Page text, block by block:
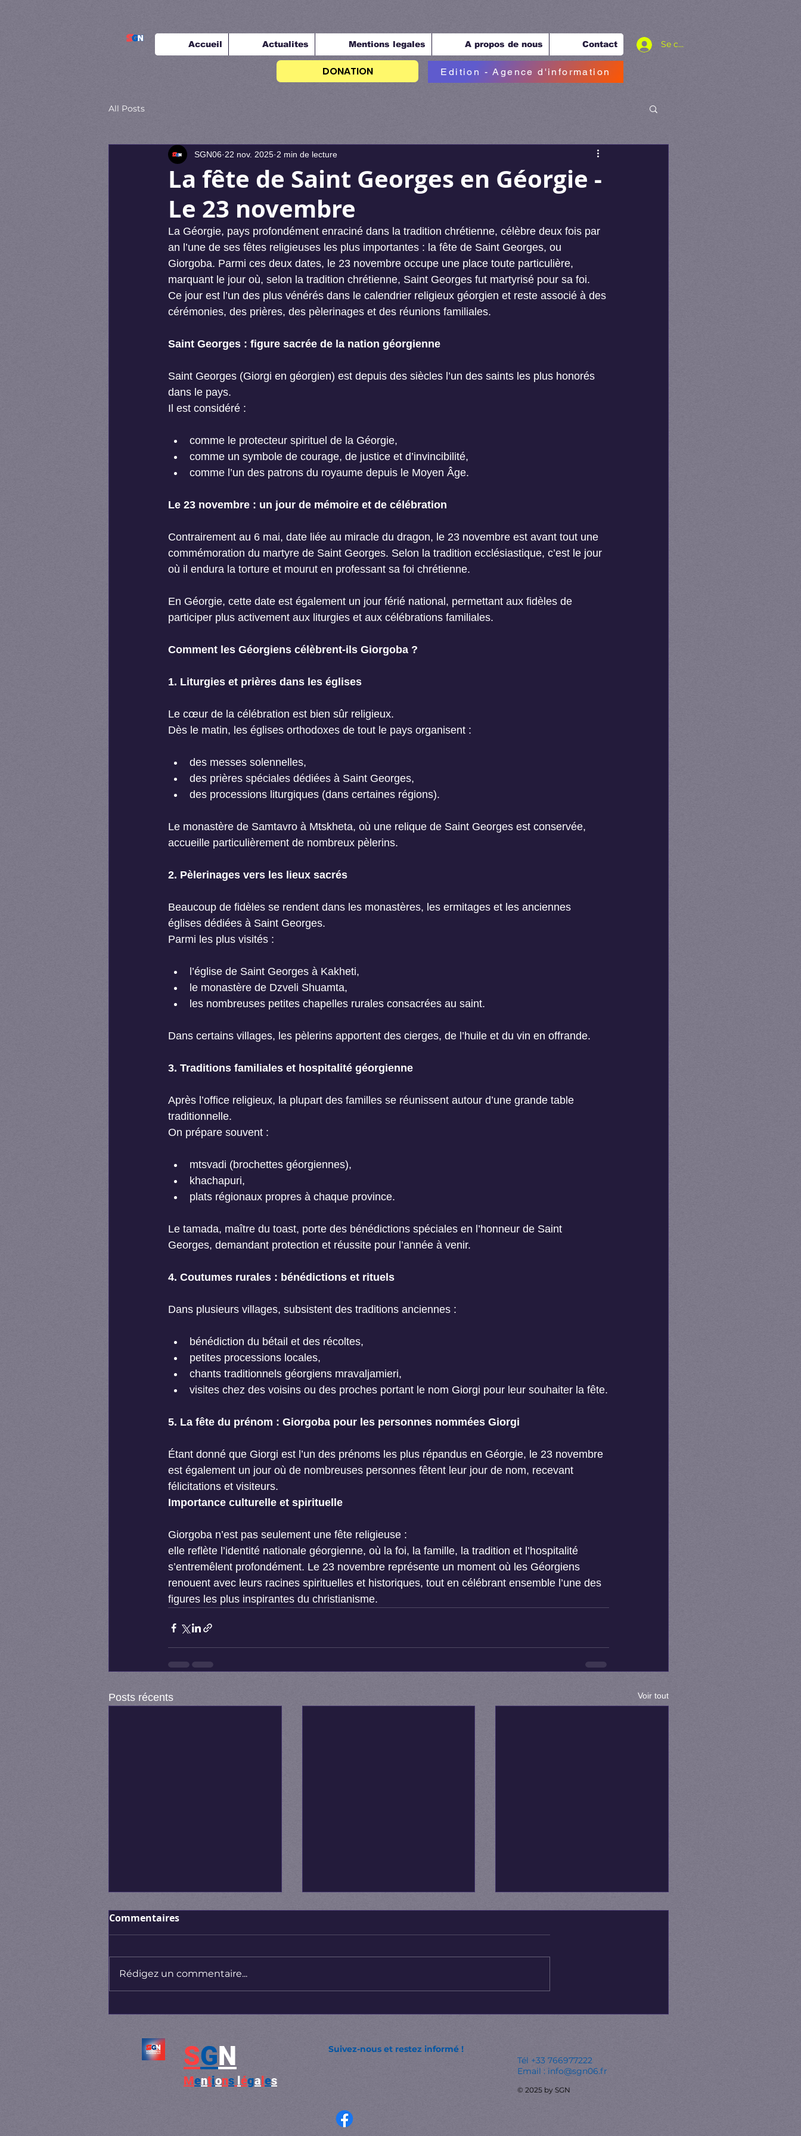
Accueil Actualites Mentions legales A propos de nous Contact Se connecter
DONATION Edition - Agence d'information
All Posts
La fête de Saint Georges en Géorgie -
Le 23 novembre
SGN06 22 nov. 2025 2 min de lecture
La Géorgie, pays profondément enraciné dans la tradition chrétienne, célèbre deux fois par
an l’une de ses fêtes religieuses les plus importantes : la fête de Saint Georges, ou
Giorgoba. Parmi ces deux dates, le 23 novembre occupe une place toute particulière,
marquant le jour où, selon la tradition chrétienne, Saint Georges fut martyrisé pour sa foi.
Ce jour est l’un des plus vénérés dans le calendrier religieux géorgien et reste associé à des
cérémonies, des prières, des pèlerinages et des réunions familiales.
Saint Georges : figure sacrée de la nation géorgienne
Saint Georges (Giorgi en géorgien) est depuis des siècles l’un des saints les plus honorés
dans le pays.
Il est considéré :
comme le protecteur spirituel de la Géorgie,
comme un symbole de courage, de justice et d’invincibilité,
comme l’un des patrons du royaume depuis le Moyen Âge.
Le 23 novembre : un jour de mémoire et de célébration
Contrairement au 6 mai, date liée au miracle du dragon, le 23 novembre est avant tout une
commémoration du martyre de Saint Georges. Selon la tradition ecclésiastique, c’est le jour
où il endura la torture et mourut en professant sa foi chrétienne.
En Géorgie, cette date est également un jour férié national, permettant aux fidèles de
participer plus activement aux liturgies et aux célébrations familiales.
Comment les Géorgiens célèbrent-ils Giorgoba ?
1. Liturgies et prières dans les églises
Le cœur de la célébration est bien sûr religieux.
Dès le matin, les églises orthodoxes de tout le pays organisent :
des messes solennelles,
des prières spéciales dédiées à Saint Georges,
des processions liturgiques (dans certaines régions).
Le monastère de Samtavro à Mtskheta, où une relique de Saint Georges est conservée,
accueille particulièrement de nombreux pèlerins.
2. Pèlerinages vers les lieux sacrés
Beaucoup de fidèles se rendent dans les monastères, les ermitages et les anciennes
églises dédiées à Saint Georges.
Parmi les plus visités :
l’église de Saint Georges à Kakheti,
le monastère de Dzveli Shuamta,
les nombreuses petites chapelles rurales consacrées au saint.
Dans certains villages, les pèlerins apportent des cierges, de l’huile et du vin en offrande.
3. Traditions familiales et hospitalité géorgienne
Après l’office religieux, la plupart des familles se réunissent autour d’une grande table
traditionnelle.
On prépare souvent :
mtsvadi (brochettes géorgiennes),
khachapuri,
plats régionaux propres à chaque province.
Le tamada, maître du toast, porte des bénédictions spéciales en l’honneur de Saint
Georges, demandant protection et réussite pour l’année à venir.
4. Coutumes rurales : bénédictions et rituels
Dans plusieurs villages, subsistent des traditions anciennes :
bénédiction du bétail et des récoltes,
petites processions locales,
chants traditionnels géorgiens mravaljamieri,
visites chez des voisins ou des proches portant le nom Giorgi pour leur souhaiter la fête.
5. La fête du prénom : Giorgoba pour les personnes nommées Giorgi
Étant donné que Giorgi est l’un des prénoms les plus répandus en Géorgie, le 23 novembre
est également un jour où de nombreuses personnes fêtent leur jour de nom, recevant
félicitations et visiteurs.
Importance culturelle et spirituelle
Giorgoba n’est pas seulement une fête religieuse :
elle reflète l’identité nationale géorgienne, où la foi, la famille, la tradition et l’hospitalité
s’entremêlent profondément. Le 23 novembre représente un moment où les Géorgiens
renouent avec leurs racines spirituelles et historiques, tout en célébrant ensemble l’une des
figures les plus inspirantes du christianisme.
Posts récents Voir tout
En Géorgie, la mort du
déclenche une émotion
nationale hors norme
La Géorgie, berceau
Bonne fête de la
Commentaires
Rédigez un commentaire...
SGN
Mentions éga es
​Suivez-nous et restez informé !
Tél +33 766977222
Email : info@sgn06.fr
© 2025 by SGN